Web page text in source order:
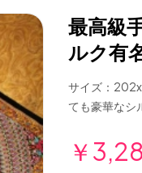
最高級
ルク有
サイズ：
ても豪華なシ
￥